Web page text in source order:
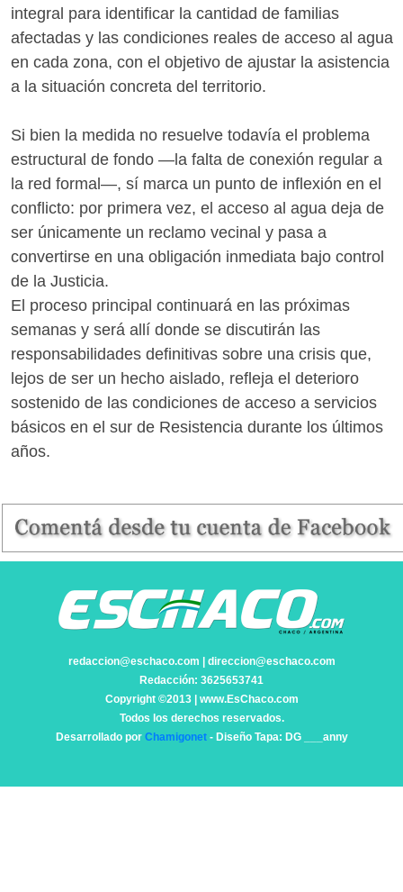
integral para identificar la cantidad de familias
afectadas y las condiciones reales de acceso al agua
en cada zona, con el objetivo de ajustar la asistencia
a la situación concreta del territorio.
Si bien la medida no resuelve todavía el problema
estructural de fondo —la falta de conexión regular a
la red formal—, sí marca un punto de inflexión en el
conflicto: por primera vez, el acceso al agua deja de
ser únicamente un reclamo vecinal y pasa a
convertirse en una obligación inmediata bajo control
de la Justicia.
El proceso principal continuará en las próximas
semanas y será allí donde se discutirán las
responsabilidades definitivas sobre una crisis que,
lejos de ser un hecho aislado, refleja el deterioro
sostenido de las condiciones de acceso a servicios
básicos en el sur de Resistencia durante los últimos
años.
redaccion@eschaco.com | direccion@eschaco.com
Redacción: 3625653741
Copyright ©2013 | www.EsChaco.com
Todos los derechos reservados.
Desarrollado por Chamigonet- Diseño Tapa: DG ___anny